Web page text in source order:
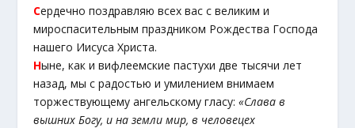
Сердечно поздравляю всех вас с великим и
мироспасительным праздником Рождества Господа
нашего Иисуса Христа.
Ныне, как и вифлеемские пастухи две тысячи лет
назад, мы с радостью и умилением внимаем
торжествующему ангельскому гласу:«Слава в
вышних Богу, и на земли мир, в человецех